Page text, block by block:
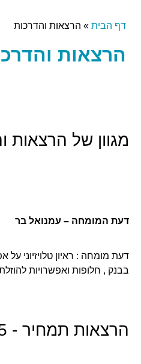
דף הבית » הרצאות והדרכות
הרצאות
מגוון של הרצאות
דעת המומחה – עמנואל בר
דעת מומחה : ראיון טלויזיוני
בבנק , חלופות ואפשרויות
הרצאות תמחיר - 5 הדרכות